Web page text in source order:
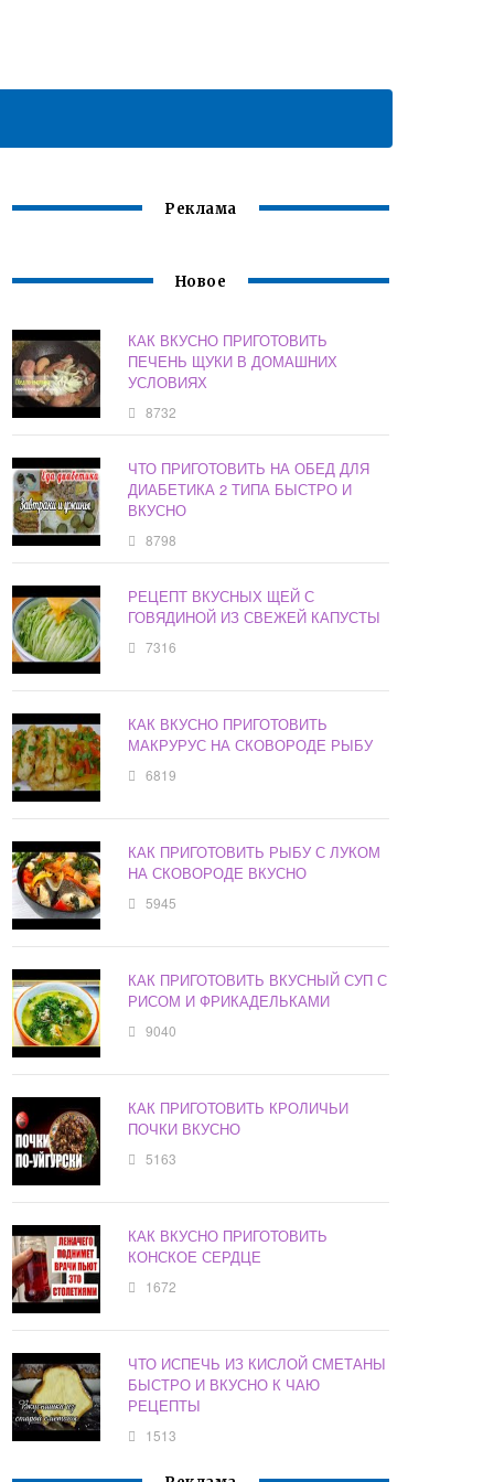
Реклама
Новое
КАК ВКУСНО ПРИГОТОВИТЬ
ПЕЧЕНЬ ЩУКИ В ДОМАШНИХ
УСЛОВИЯХ
8732
ЧТО ПРИГОТОВИТЬ НА ОБЕД ДЛЯ
ДИАБЕТИКА 2 ТИПА БЫСТРО И
ВКУСНО
8798
РЕЦЕПТ ВКУСНЫХ ЩЕЙ С
ГОВЯДИНОЙ ИЗ СВЕЖЕЙ КАПУСТЫ
7316
КАК ВКУСНО ПРИГОТОВИТЬ
МАКРУРУС НА СКОВОРОДЕ РЫБУ
6819
КАК ПРИГОТОВИТЬ РЫБУ С ЛУКОМ
НА СКОВОРОДЕ ВКУСНО
5945
КАК ПРИГОТОВИТЬ ВКУСНЫЙ СУП С
РИСОМ И ФРИКАДЕЛЬКАМИ
9040
КАК ПРИГОТОВИТЬ КРОЛИЧЬИ
ПОЧКИ ВКУСНО
5163
КАК ВКУСНО ПРИГОТОВИТЬ
КОНСКОЕ СЕРДЦЕ
1672
ЧТО ИСПЕЧЬ ИЗ КИСЛОЙ СМЕТАНЫ
БЫСТРО И ВКУСНО К ЧАЮ
РЕЦЕПТЫ
1513